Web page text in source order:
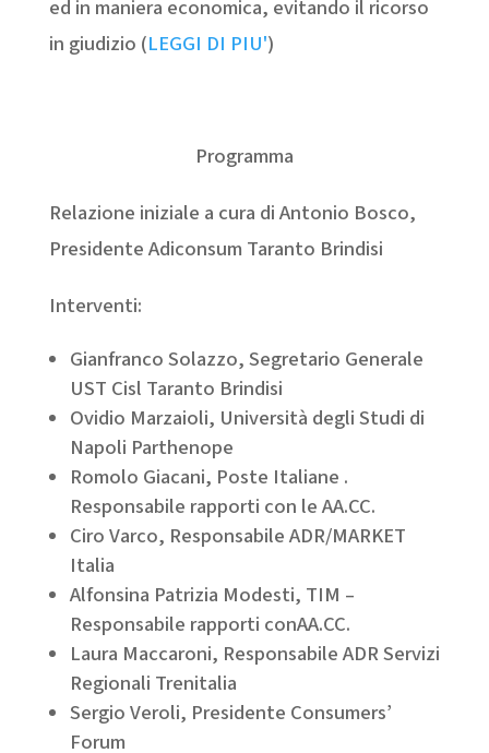
ed in maniera economica, evitando il ricorso
in giudizio (LEGGI DI PIU')
Programma
Relazione iniziale a cura di Antonio Bosco,
Presidente Adiconsum Taranto Brindisi
Interventi:
Gianfranco Solazzo, Segretario Generale
UST Cisl Taranto Brindisi
Ovidio Marzaioli, Università degli Studi di
Napoli Parthenope
Romolo Giacani, Poste Italiane .
Responsabile rapporti con le AA.CC.
Ciro Varco, Responsabile ADR/MARKET
Italia
Alfonsina Patrizia Modesti, TIM –
Responsabile rapporti conAA.CC.
Laura Maccaroni, Responsabile ADR Servizi
Regionali Trenitalia
Sergio Veroli, Presidente Consumers’
Forum